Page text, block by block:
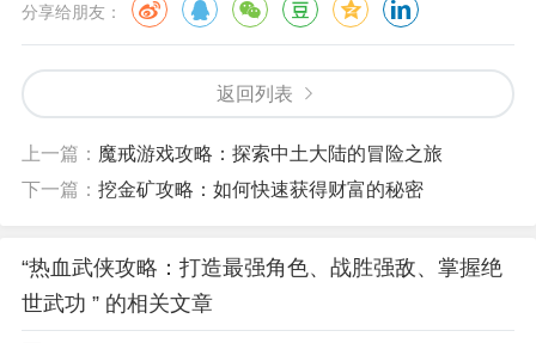
分享给朋友：
返回列表
上一篇： 魔戒游戏攻略：探索中土大陆的冒险之旅
下一篇： 挖金矿攻略：如何快速获得财富的秘密
“热血武侠攻略：打造最强角色、战胜强敌、掌握绝
世武功 ” 的相关文章